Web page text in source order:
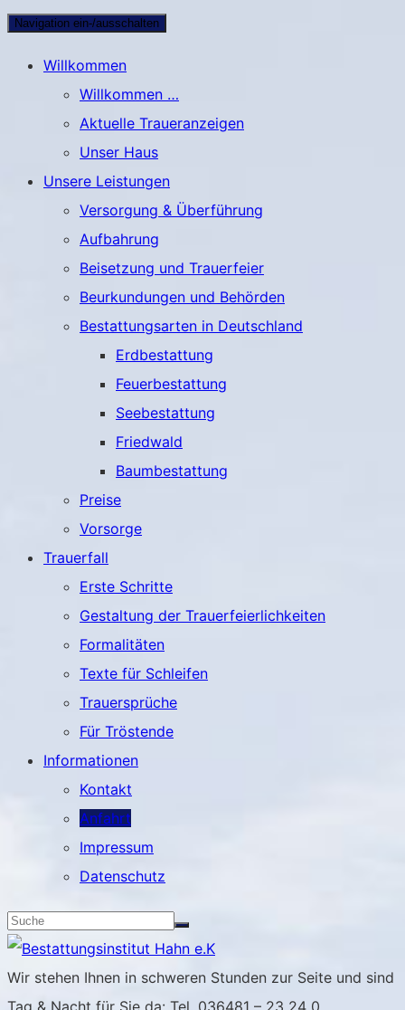
Navigation ein-/ausschalten
Willkommen
Willkommen …
Aktuelle Traueranzeigen
Unser Haus
Unsere Leistungen
Versorgung & Überführung
Aufbahrung
Beisetzung und Trauerfeier
Beurkundungen und Behörden
Bestattungsarten in Deutschland
Erdbestattung
Feuerbestattung
Seebestattung
Friedwald
Baumbestattung
Preise
Vorsorge
Trauerfall
Erste Schritte
Gestaltung der Trauerfeierlichkeiten
Formalitäten
Texte für Schleifen
Trauersprüche
Für Tröstende
Informationen
Kontakt
Anfahrt
Impressum
Datenschutz
Wir stehen Ihnen in schweren Stunden zur Seite und sind
Tag & Nacht für Sie da: Tel. 036481 – 23 24 0